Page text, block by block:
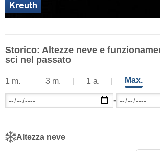
Kreuth
Storico: Altezze neve e
sci nel passato
1 m. 3 m. 1 a. Max.
-
Altezza neve